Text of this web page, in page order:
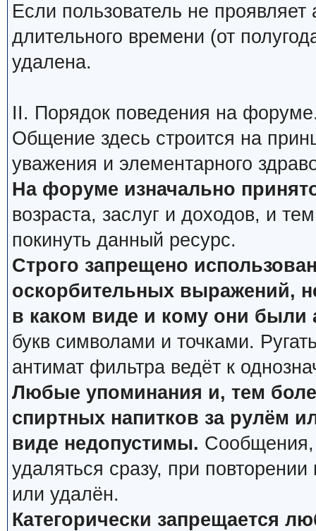
Если пользователь не
длительного времени (от
удалена.
II. Порядок поведения на
Общение здесь строится на
уважения и элементарного
На форуме изначально
возраста, заслуг и доходов, и
покинуть данный ресурс.
Строго запрещено
оскорбительных выражений,
в каком виде и кому они были
букв символами и точками.
антимат фильтра ведёт к
Любые упоминания и, тем
спиртных напитков за рулём
виде недопустимы. Сообщения,
удаляться сразу, при
или удалён.
Категорически запрещается